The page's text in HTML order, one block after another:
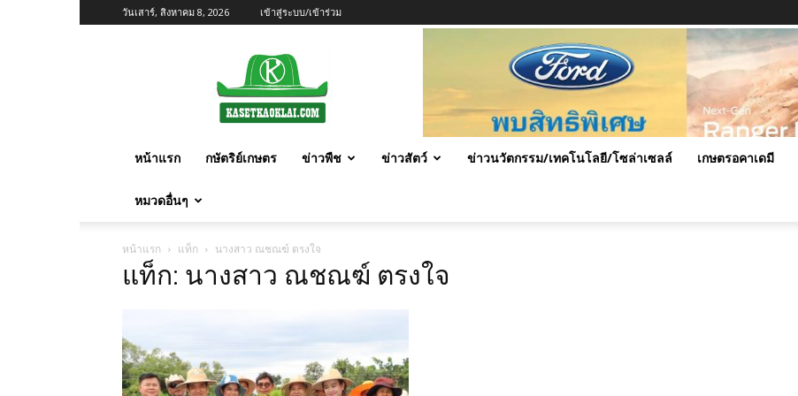
วันเสาร์, สิงหาคม 8, 2026 เข้าสู่ระบบ/เข้าร่วม
หน้าแรก กษัตริย์เกษตร ข่าวพืช ข่าวสัตว์ ข่าวนวัตกรรม/เทคโนโลยี/โซล่าเซลล์ เกษตรอคาเดมี
หมวดอื่นๆ
หน้าแรก แท็ก นางสาว ณชณฆ์ ตรงใจ
แท็ก: นางสาว ณชณฆ์ ตรงใจ